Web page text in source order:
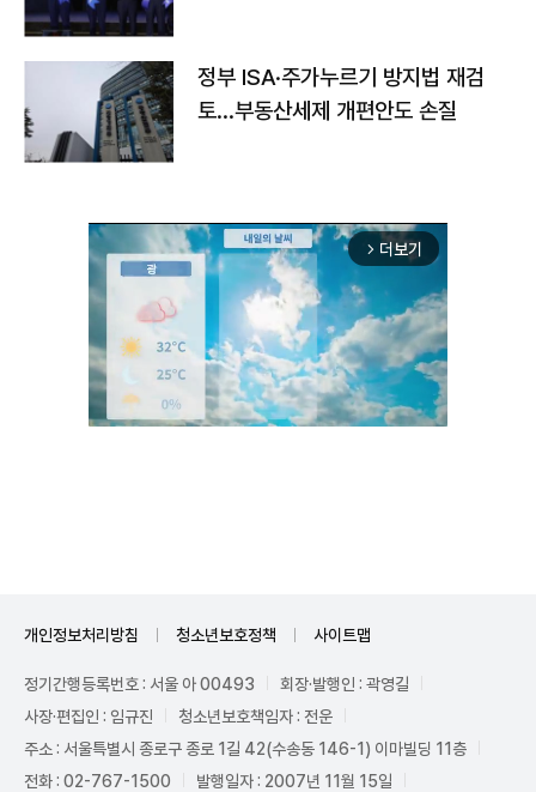
정부 ISA·주가누르기 방지법 재검
토…부동산세제 개편안도 손질
arrow_forward_ios 더보기
개인정보처리방침 청소년보호정책 사이트맵
정기간행등록번호 : 서울 아 00493
회장·발행인 : 곽영길
사장·편집인 : 임규진
청소년보호책임자 : 전운
주소 : 서울특별시 종로구 종로 1길 42(수송동 146-1) 이마빌딩 11층
전화 : 02-767-1500
발행일자 : 2007년 11월 15일